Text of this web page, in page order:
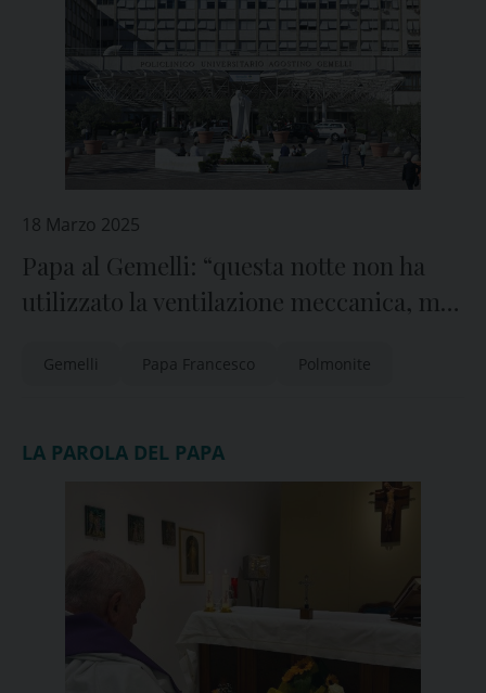
18 Marzo 2025
Papa al Gemelli: “questa notte non ha
utilizzato la ventilazione meccanica, ma
ma in un quadro complesso”
Gemelli Papa Francesco Polmonite
LA PAROLA DEL PAPA